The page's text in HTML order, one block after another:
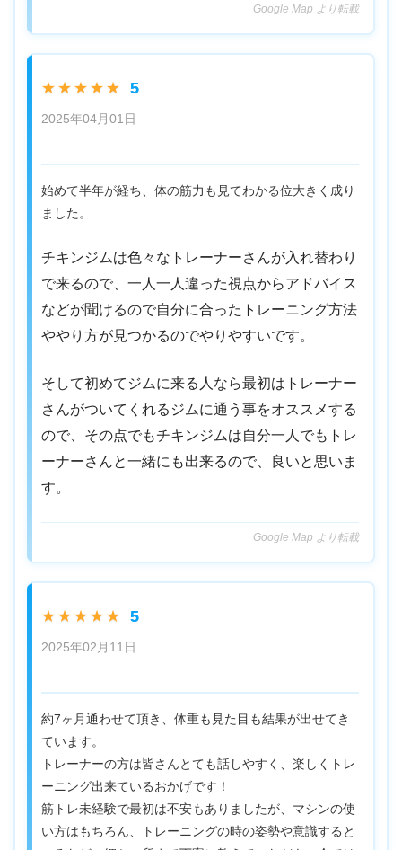
Google Map より転載
★★★★★ 5
2025年04月01日
始めて半年が経ち、体の筋力も見てわかる位大きく成り
ました。
チキンジムは色々なトレーナーさんが入れ替わり
で来るので、一人一人違った視点からアドバイス
などが聞けるので自分に合ったトレーニング方法
ややり方が見つかるのでやりやすいです。
そして初めてジムに来る人なら最初はトレーナー
さんがついてくれるジムに通う事をオススメする
ので、その点でもチキンジムは自分一人でもトレ
ーナーさんと一緒にも出来るので、良いと思いま
す。
Google Map より転載
★★★★★ 5
2025年02月11日
約7ヶ月通わせて頂き、体重も見た目も結果が出せてき
ています。
トレーナーの方は皆さんとても話しやすく、楽しくトレ
ーニング出来ているおかげです！
筋トレ未経験で最初は不安もありましたが、マシンの使
い方はもちろん、トレーニングの時の姿勢や意識すると